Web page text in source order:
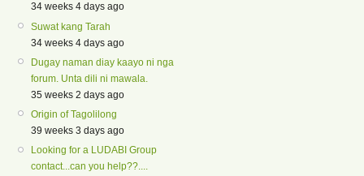
34 weeks 4 days ago
Suwat kang Tarah
34 weeks 4 days ago
Dugay naman diay kaayo ni nga
forum. Unta dili ni mawala.
35 weeks 2 days ago
Origin of Tagolilong
39 weeks 3 days ago
Looking for a LUDABI Group
contact...can you help??....